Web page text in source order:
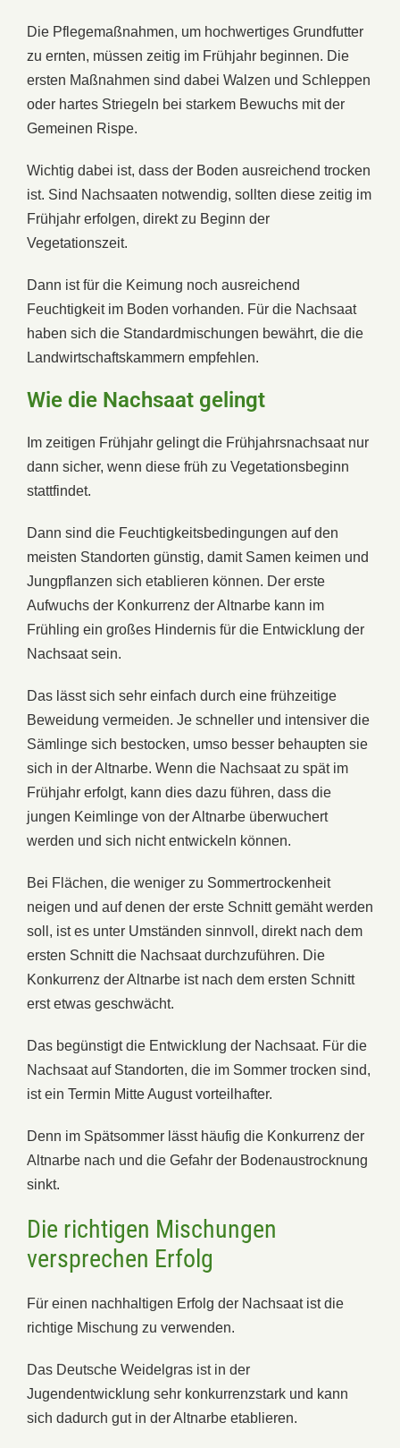
Die Pflegemaßnahmen, um hochwertiges Grundfutter
zu ernten, müssen zeitig im Frühjahr beginnen. Die
ersten Maßnahmen sind dabei Walzen und Schleppen
oder hartes Striegeln bei starkem Bewuchs mit der
Gemeinen Rispe.
Wichtig dabei ist, dass der Boden ausreichend trocken
ist. Sind Nachsaaten notwendig, sollten diese zeitig im
Frühjahr erfolgen, direkt zu Beginn der
Vegetationszeit.
Dann ist für die Keimung noch ausreichend
Feuchtigkeit im Boden vorhanden. Für die Nachsaat
haben sich die Standardmischungen bewährt, die die
Landwirtschaftskammern empfehlen.
Wie die Nachsaat gelingt
Im zeitigen Frühjahr gelingt die Frühjahrsnachsaat nur
dann sicher, wenn diese früh zu Vegetationsbeginn
stattfindet.
Dann sind die Feuchtigkeitsbedingungen auf den
meisten Standorten günstig, damit Samen keimen und
Jungpflanzen sich etablieren können. Der erste
Aufwuchs der Konkurrenz der Altnarbe kann im
Frühling ein großes Hindernis für die Entwicklung der
Nachsaat sein.
Das lässt sich sehr einfach durch eine frühzeitige
Beweidung vermeiden. Je schneller und intensiver die
Sämlinge sich bestocken, umso besser behaupten sie
sich in der Altnarbe. Wenn die Nachsaat zu spät im
Frühjahr erfolgt, kann dies dazu führen, dass die
jungen Keimlinge von der Altnarbe überwuchert
werden und sich nicht entwickeln können.
Bei Flächen, die weniger zu Sommertrockenheit
neigen und auf denen der erste Schnitt gemäht werden
soll, ist es unter Umständen sinnvoll, direkt nach dem
ersten Schnitt die Nachsaat durchzuführen. Die
Konkurrenz der Altnarbe ist nach dem ersten Schnitt
erst etwas geschwächt.
Das begünstigt die Entwicklung der Nachsaat. Für die
Nachsaat auf Standorten, die im Sommer trocken sind,
ist ein Termin Mitte August vorteilhafter.
Denn im Spätsommer lässt häufig die Konkurrenz der
Altnarbe nach und die Gefahr der Bodenaustrocknung
sinkt.
Die richtigen Mischungen
versprechen Erfolg
Für einen nachhaltigen Erfolg der Nachsaat ist die
richtige Mischung zu verwenden.
Das Deutsche Weidelgras ist in der
Jugendentwicklung sehr konkurrenzstark und kann
sich dadurch gut in der Altnarbe etablieren.